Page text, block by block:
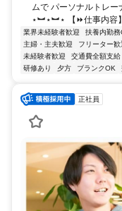
ムで パーソナルトレ
⋆︼⋆︼⋆ 【⏩仕事内容
業界未経験者歓迎 扶養内勤務
主婦・主夫歓迎
フリーター歓
未経験者歓迎
交通費全額支給
研修あり
夕方 ブランクOK
正社員